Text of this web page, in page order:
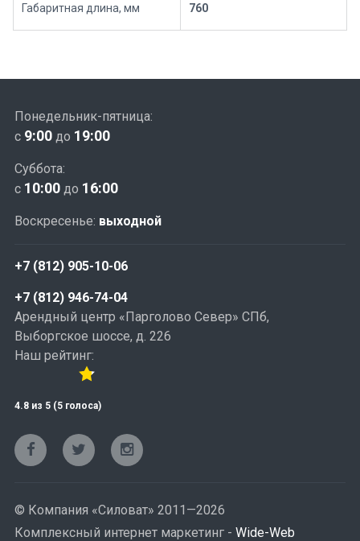
Габаритная длина, мм 760
Понедельник-пятница:
с 9:00 до 19:00
Суббота:
с 10:00 до 16:00
Воскресенье: выходной
+7 (812) 905-10-06
+7 (812) 946-74-04
Арендный центр «Парголово Север» СПб,
Выборгское шоссе, д. 226
Наш рейтинг:
4.8 из 5 (5 голоса)
© Компания «Силоват» 2011—2026
Комплексный интернет маркетинг -Wide-Web